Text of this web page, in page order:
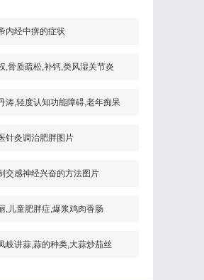
内经中痹的症状
,骨质疏松,补钙,类风湿关节炎
涛,轻度认知功能障碍,老年痴呆
针灸调治肥胖图片
交感神经兴奋的方法图片
,儿童肥胖症,爆浆鸡肉香肠
岐讲蒜,蒜的种类,大蒜炒茄丝